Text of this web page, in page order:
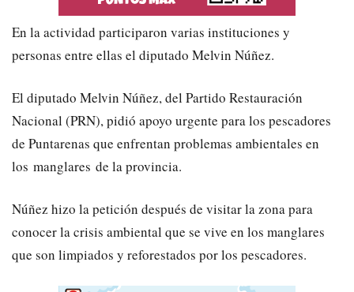
En la actividad participaron varias instituciones y
personas entre ellas el diputado Melvin Núñez.
El diputado Melvin Núñez, del Partido Restauración
Nacional (PRN), pidió apoyo urgente para los pescadores
de Puntarenas que enfrentan problemas ambientales en
los manglares de la provincia.
Núñez hizo la petición después de visitar la zona para
conocer la crisis ambiental que se vive en los manglares
que son limpiados y reforestados por los pescadores.